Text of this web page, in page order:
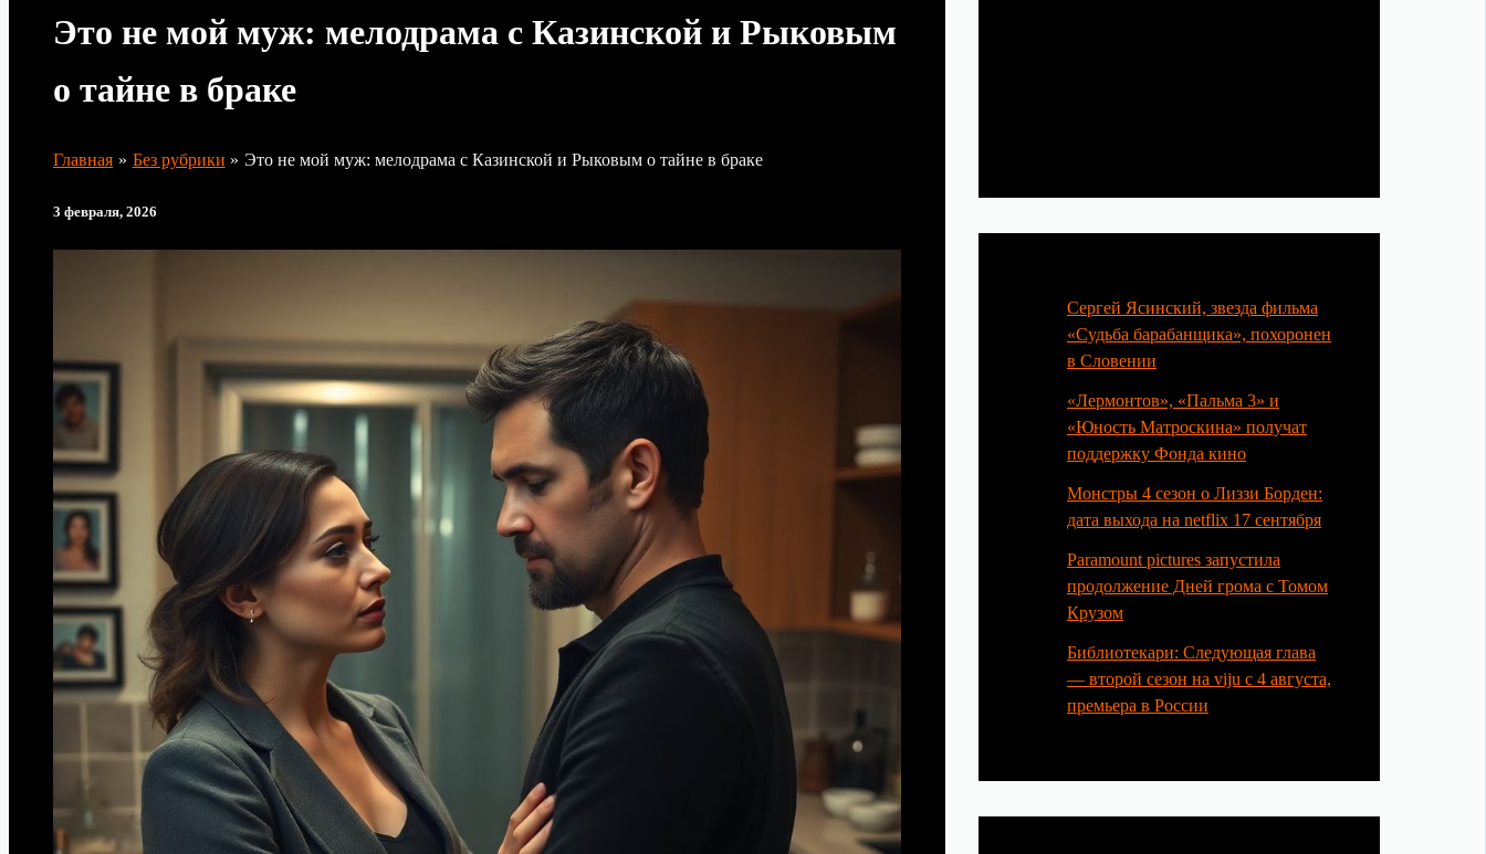
Это не мой муж: мелодрама с Казинской и Рыковым
о тайне в браке
Главная Без рубрики Это не мой муж: мелодрама с Казинской и Рыковым о тайне в браке
3 февраля, 2026
Сергей Ясинский, звезда фильма
«Судьба барабанщика», похоронен
в Словении
«Лермонтов», «Пальма 3» и
«Юность Матроскина» получат
поддержку Фонда кино
Монстры 4 сезон о Лиззи Борден:
дата выхода на netflix 17 сентября
Paramount pictures запустила
продолжение Дней грома с Томом
Крузом
Библиотекари: Следующая глава
— второй сезон на viju с 4 августа,
премьера в России